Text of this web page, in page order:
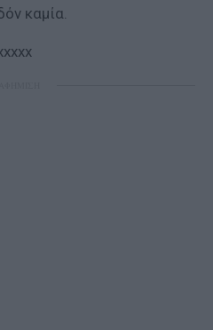
καμία.